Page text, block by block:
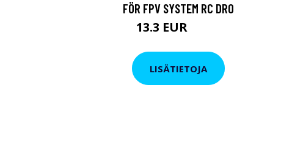
FÖR FPV SYSTEM RC DRO
13.3 EUR
LISÄTIETOJA